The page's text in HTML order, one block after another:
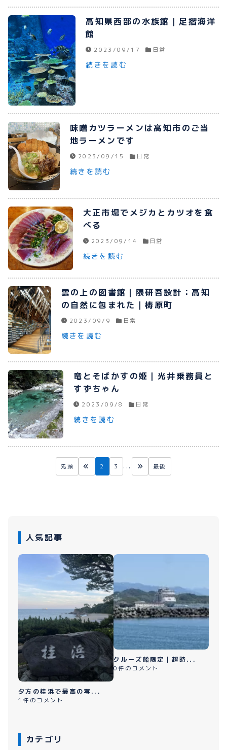
高知県西部の水族館｜足摺海洋
館
2023/09/17 日常
続きを読む
味噌カツラーメンは高知市のご当
地ラーメンです
2023/09/15 日常
続きを読む
大正市場でメジカとカツオを食
べる
2023/09/14 日常
続きを読む
雲の上の図書館｜隈研吾設計：高知
の自然に包まれた｜梼原町
2023/09/9 日常
続きを読む
竜とそばかすの姫｜光井乗務員と
すずちゃん
2023/09/8 日常
続きを読む
先頭 2 3 ... 最後
人気記事
夕方の桂浜で最高の写...
1件のコメント
クルーズ船限定｜超時...
0件のコメント
カテゴリ